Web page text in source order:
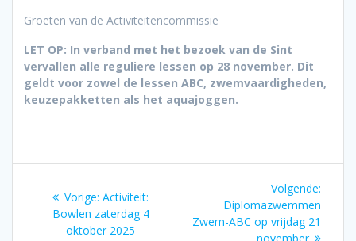
Groeten van de Activiteitencommissie
LET OP: In verband met het bezoek van de Sint
vervallen alle reguliere lessen op 28 november. Dit
geldt voor zowel de lessen ABC, zwemvaardigheden,
keuzepakketten als het aquajoggen.
navigatie
Vorige: Vorig
bericht:
Activiteit:
Bowlen zaterdag 4
oktober 2025
Volgende:
Diplomazwemmen
Zwem-ABC op vrijdag 21